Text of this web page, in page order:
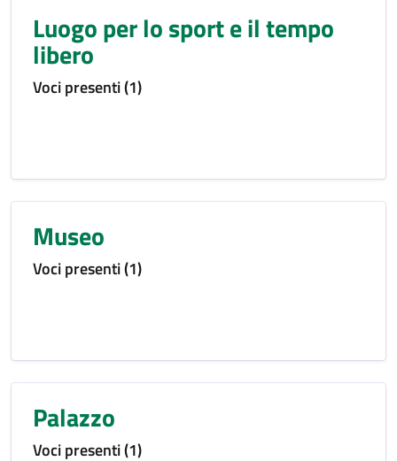
Luogo per lo sport e il tempo
libero
Voci presenti (1)
Museo
Voci presenti (1)
Palazzo
Voci presenti (1)